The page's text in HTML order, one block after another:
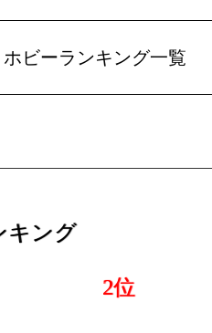
ホビーランキング一覧
キング
2位